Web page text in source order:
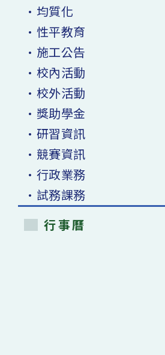
•均質化
•性平教育
•施工公告
•校內活動
•校外活動
•獎助學金
•研習資訊
•競賽資訊
•行政業務
•試務課務
行事曆